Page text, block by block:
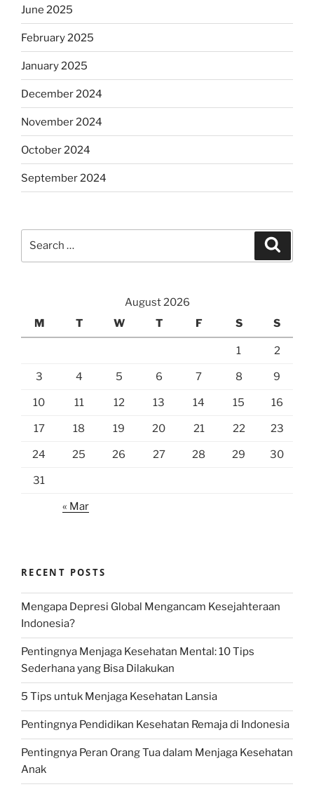
June 2025
February 2025
January 2025
December 2024
November 2024
October 2024
September 2024
August 2026
M
T W T F S S
1 2
3 4 5 6 7 8 9
10 11 12 13 14 15 16
17 18 19 20 21 22 23
24 25 26 27 28 29 30
31
« Mar
RECENT POSTS
Mengapa Depresi Global Mengancam Kesejahteraan
Indonesia?
Pentingnya Menjaga Kesehatan Mental: 10 Tips
Sederhana yang Bisa Dilakukan
5 Tips untuk Menjaga Kesehatan Lansia
Pentingnya Pendidikan Kesehatan Remaja di Indonesia
Pentingnya Peran Orang Tua dalam Menjaga Kesehatan
Anak